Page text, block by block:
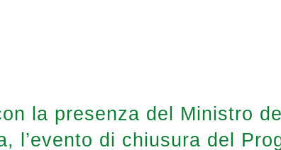
la presenza del Ministro
l’evento di chiusura del